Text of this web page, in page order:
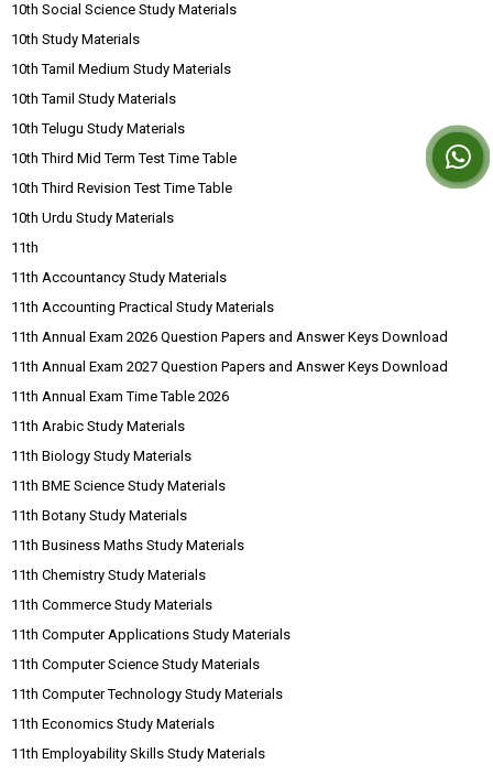
10th Social Science Study Materials
10th Study Materials
10th Tamil Medium Study Materials
10th Tamil Study Materials
10th Telugu Study Materials
10th Third Mid Term Test Time Table
10th Third Revision Test Time Table
10th Urdu Study Materials
11th
11th Accountancy Study Materials
11th Accounting Practical Study Materials
11th Annual Exam 2026 Question Papers and Answer Keys Download
11th Annual Exam 2027 Question Papers and Answer Keys Download
11th Annual Exam Time Table 2026
11th Arabic Study Materials
11th Biology Study Materials
11th BME Science Study Materials
11th Botany Study Materials
11th Business Maths Study Materials
11th Chemistry Study Materials
11th Commerce Study Materials
11th Computer Applications Study Materials
11th Computer Science Study Materials
11th Computer Technology Study Materials
11th Economics Study Materials
11th Employability Skills Study Materials